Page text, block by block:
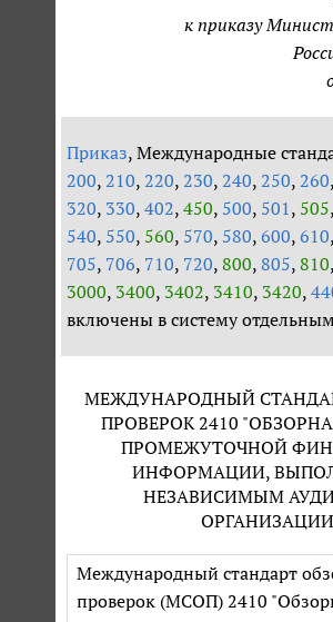
к приказу
Приказ, Международные
200, 210, 220, 230, 240, 250, 260,
320, 330, 402, 450, 500, 501, 505,
540, 550, 560, 570, 580, 600, 610,
705, 706, 710, 720, 800, 805, 810,
3000, 3400, 3402, 3410, 3420,
включены в систему
МЕЖДУНАРОДНЫЙ
ПРОВЕРОК 2410
ПРОМЕЖУТОЧНОЙ
ИНФОРМАЦИИ,
НЕЗАВИСИМЫМ
Международный стандарт
проверок (МСОП) 2410